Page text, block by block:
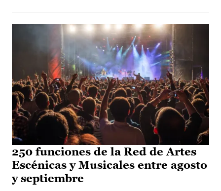
250 funciones de la Red de Artes
Escénicas y Musicales entre agosto
y septiembre